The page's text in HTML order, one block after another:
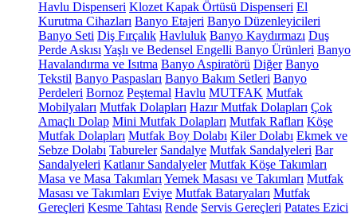
Havlu Dispenseri Klozet Kapak Örtüsü Dispenseri El
Kurutma Cihazları Banyo Etajeri Banyo Düzenleyicileri
Banyo Seti Diş Fırçalık Havluluk Banyo Kaydırmazı Duş
Perde Askısı Yaşlı ve Bedensel Engelli Banyo Ürünleri Banyo
Havalandırma ve Isıtma Banyo Aspiratörü Diğer Banyo
Tekstil Banyo Paspasları Banyo Bakım Setleri Banyo
Perdeleri Bornoz Peştemal Havlu MUTFAK Mutfak
Mobilyaları Mutfak Dolapları Hazır Mutfak Dolapları Çok
Amaçlı Dolap Mini Mutfak Dolapları Mutfak Rafları Köşe
Mutfak Dolapları Mutfak Boy Dolabı Kiler Dolabı Ekmek ve
Sebze Dolabı Tabureler Sandalye Mutfak Sandalyeleri Bar
Sandalyeleri Katlanır Sandalyeler Mutfak Köşe Takımları
Masa ve Masa Takımları Yemek Masası ve Takımları Mutfak
Masası ve Takımları Eviye Mutfak Bataryaları Mutfak
Gereçleri Kesme Tahtası Rende Servis Gereçleri Patates Ezici